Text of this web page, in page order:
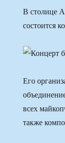
В столице
состоится
Его
всех
также